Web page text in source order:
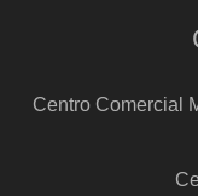
Centro Comercial